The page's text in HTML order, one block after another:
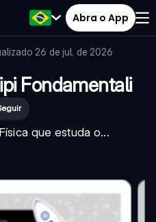
Abra o App
26 de jul. de 2026·
Fondamentali
que estuda o...